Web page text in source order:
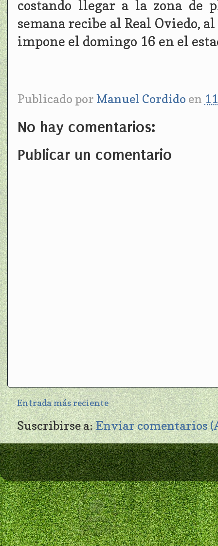
costando llegar a la zona de
semana recibe al Real Oviedo,
impone el domingo 16 en el
Publicado por Manuel Cordido en
No hay comentarios:
Publicar un comentario
Entrada más reciente
Suscribirse a:Enviar comentarios